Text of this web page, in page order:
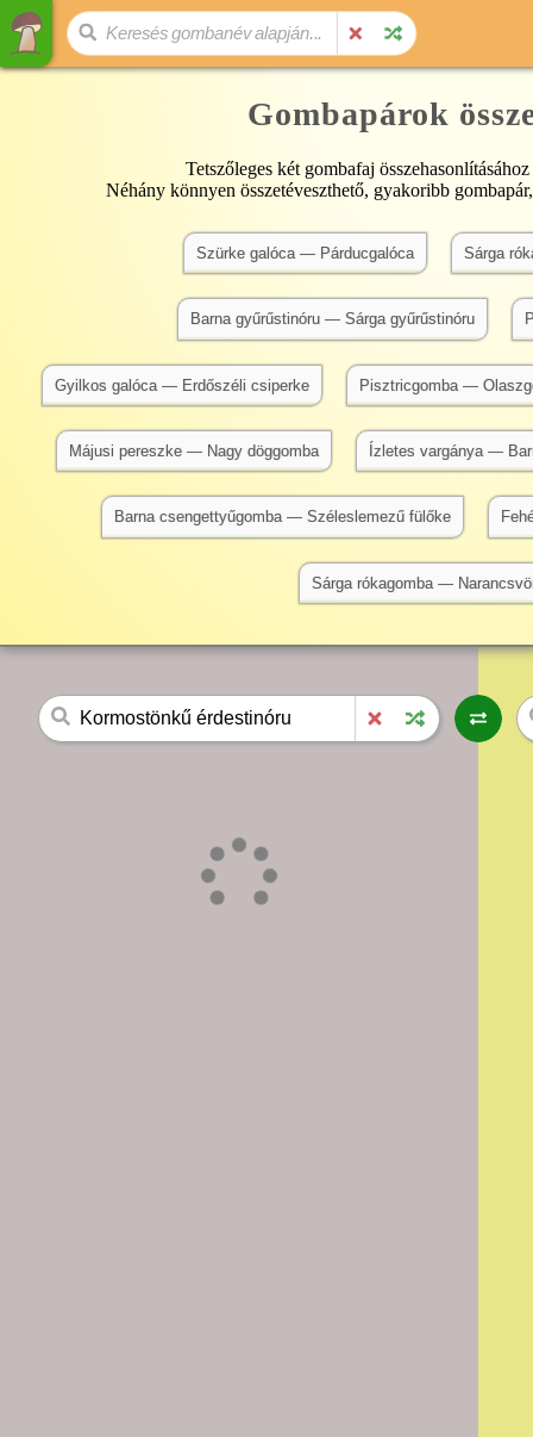
Gombapárok
Tetszőleges két gombafaj
Néhány könnyen összetéveszthető, gyakoribb
Szürke galóca — Párducgalóca Sárga
Barna gyűrűstinóru — Sárga gyűrűstinóru
Gyilkos galóca — Erdőszéli csiperke Pisztricgomba —
Májusi pereszke — Nagy döggomba Ízletes vargánya —
Barna csengettyűgomba — Széleslemezű fülőke
Sárga rókagomba —